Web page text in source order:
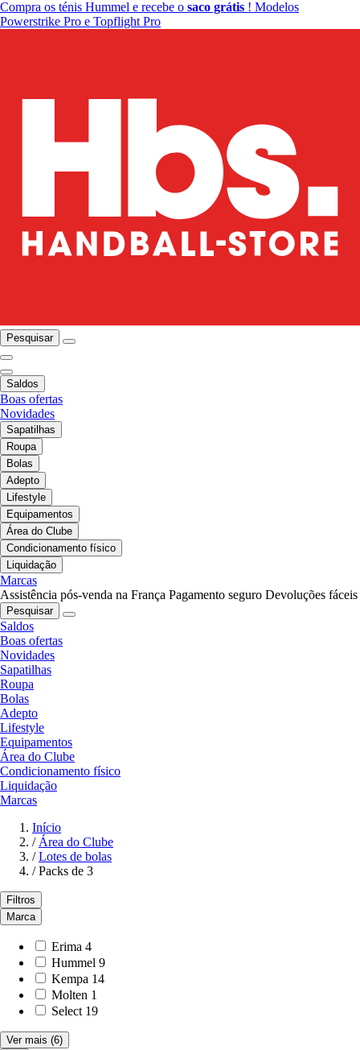
Compra os ténis Hummel e recebe o saco grátis ! Modelos
Powerstrike Pro e Topflight Pro
Pesquisar
Saldos
Boas ofertas
Novidades
Sapatilhas
Roupa
Bolas
Adepto
Lifestyle
Equipamentos
Área do Clube
Condicionamento físico
Liquidação
Marcas
Assistência pós-venda na França Pagamento seguro Devoluções fáceis
Pesquisar
Saldos
Boas ofertas
Novidades
Sapatilhas
Roupa
Bolas
Adepto
Lifestyle
Equipamentos
Área do Clube
Condicionamento físico
Liquidação
Marcas
Início
/ Área do Clube
/ Lotes de bolas
/ Packs de 3
Filtros
Marca
Erima 4
Hummel 9
Kempa 14
Molten 1
Select 19
Ver mais (6)